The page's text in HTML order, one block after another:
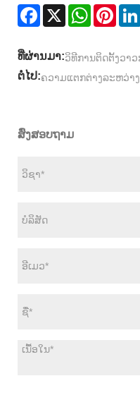
Facebook
X WhatsApp
ທີ່ຜ່ານມາ:ວິທີການຕິດຕັ້ງວາ
ຕໍ່ໄປ:ຄວາມແຕກຕ່າງລະຫວ່າ
ສົ່ງສອບຖາມ